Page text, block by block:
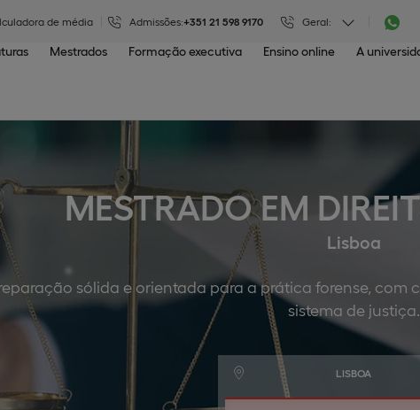
de média Admissões:+351 21 598 9170 Geral:
Mestrados Formação executiva Ensino online A
MESTRADO EM
Lisboa
sólida e orientada para a prática forense, com
sistema de justiça.
LISBOA